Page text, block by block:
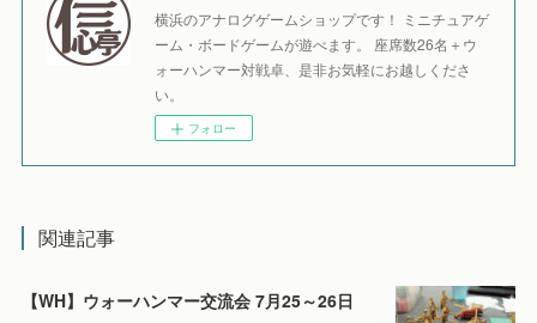
横浜のアナログゲームショップです！ ミニチュアゲ
ーム・ボードゲームが遊べます。 座席数26名＋ウ
ォーハンマー対戦卓、是非お気軽にお越しくださ
い。
フォロー
関連記事
【WH】ウォーハンマー交流会 7月25～26日